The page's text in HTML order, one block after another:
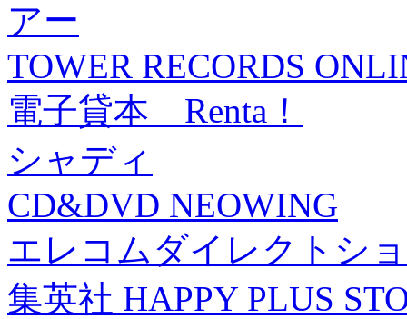
アー
TOWER RECORDS
電子貸本 Renta！
シャディ
CD&DVD NEOWING
エレコムダイレクトシ
集英社 HAPPY PLUS